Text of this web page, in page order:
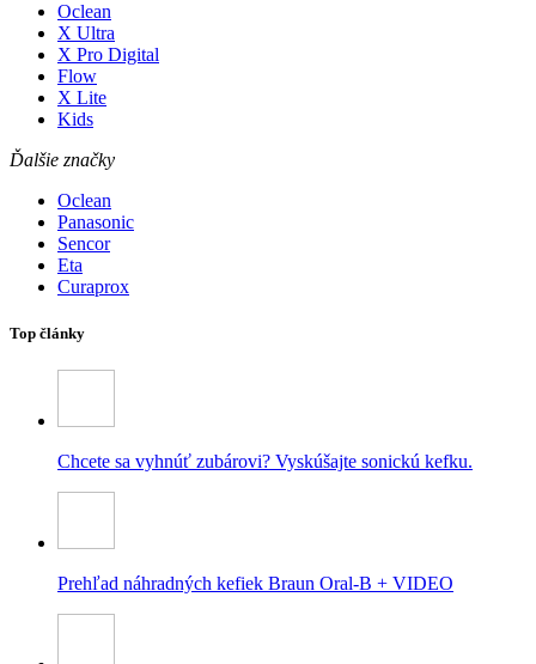
Oclean
X Ultra
X Pro Digital
Flow
X Lite
Kids
Ďalšie značky
Oclean
Panasonic
Sencor
Eta
Curaprox
Top články
Chcete sa vyhnúť zubárovi? Vyskúšajte sonickú kefku.
Prehľad náhradných kefiek Braun Oral-B + VIDEO